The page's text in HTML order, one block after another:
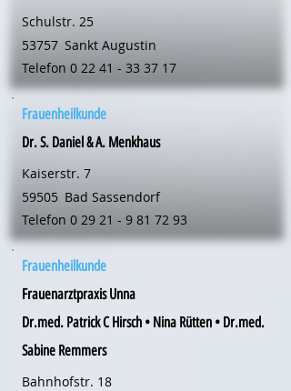
Schulstr. 25
53757 Sankt Augustin
Telefon 0 22 41 - 33 37 17
Frauenheilkunde
Dr. S. Daniel & A. Menkhaus
Kaiserstr. 7
59505 Bad Sassendorf
Telefon 0 29 21 - 9 81 72 93
Frauenheilkunde
Frauenarztpraxis Unna
Dr.med. Patrick C Hirsch • Nina Rütten • Dr.med.
Sabine Remmers
Bahnhofstr. 18